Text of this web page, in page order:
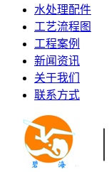
水处理配件
工艺流程图
工程案例
新闻资讯
关于我们
联系方式